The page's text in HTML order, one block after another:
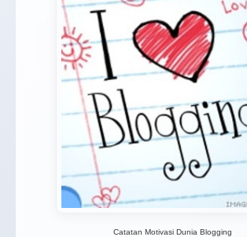
Catatan Motivasi Dunia Blogging